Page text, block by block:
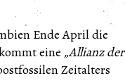
Ende April die
eine „Allianz der
Zeitalters